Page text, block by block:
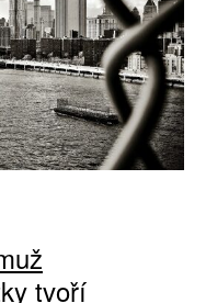
tvoří